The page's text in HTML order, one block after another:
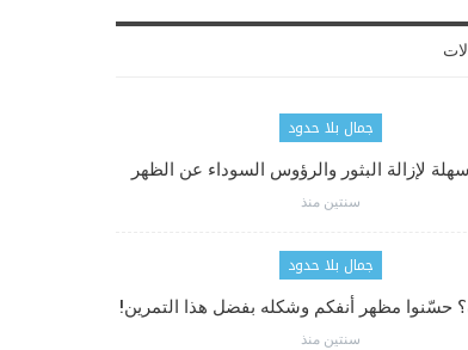
جمال بلا حدود
سنتين منذ
جمال بلا حدود
حسّنوا مظهر أنفكم وشكله بفضل هذا التمرين!
سنتين منذ